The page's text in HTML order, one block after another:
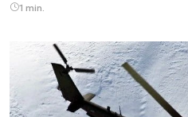
1 min.